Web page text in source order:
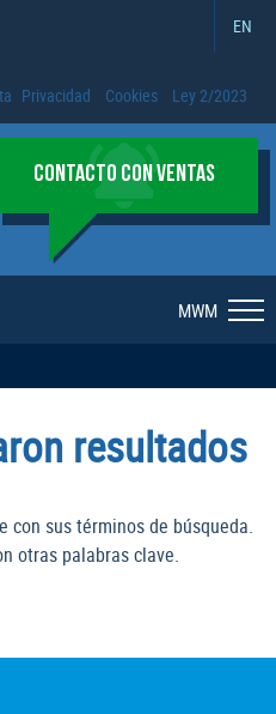
EN
Privacidad Cookies Ley 2/2023
CONTACTO CON VENTAS
MWM
resultados
con sus términos de búsqueda.
otras palabras clave.